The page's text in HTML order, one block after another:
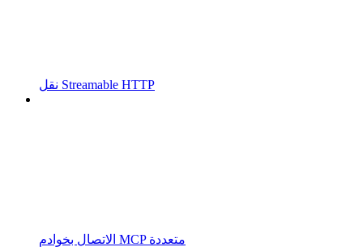
نقل Streamable HTTP
الاتصال بخوادم MCP متعددة